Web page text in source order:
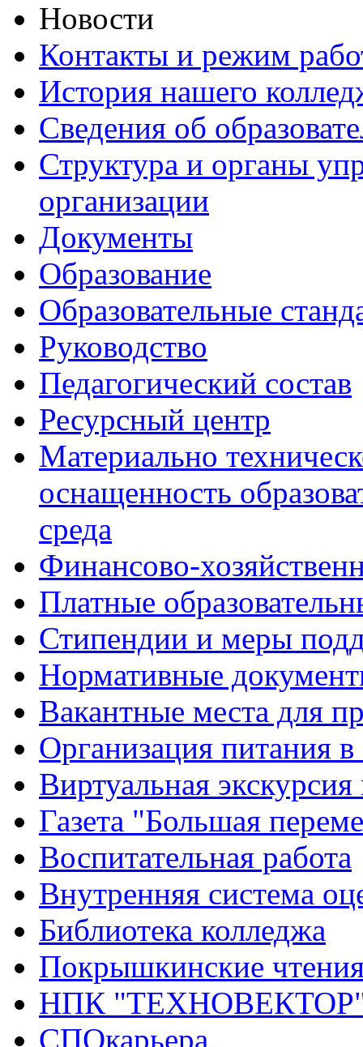
Новости
Контакты и режим
История нашего
Сведения об
Структура и органы
организации
Документы
Образование
Образовательные
Руководство
Педагогический состав
Ресурсный центр
Материально
оснащенность
среда
Финансово-
Платные
Стипендии и меры
Нормативные
Вакантные места для
Организация питания в
Виртуальная
Газета "Большая
Воспитательная работа
Внутренняя система
Библиотека колледжа
Покрышкинские
НПК
СПОкарьера